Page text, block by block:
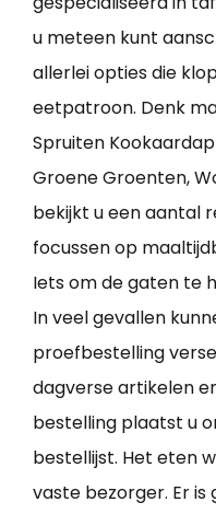
u meteen kunt
allerlei opties die
eetpatroon. Denk
Spruiten
Groene Groenten,
bekijkt u een aantal
focussen op
Iets om de gaten te
In veel gevallen
proefbestelling
dagverse artikelen
bestelling plaatst u
bestellijst. Het eten
vaste bezorger. Er